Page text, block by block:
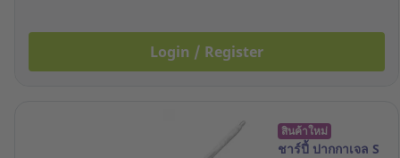
Login / Register
สินค้าใหม่
ชาร์ปี้ ปากกาเจล S